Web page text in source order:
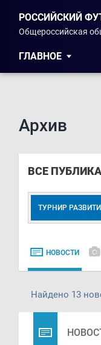
РОССИЙСКИЙ
Общероссийская
ГЛАВНОЕ
Архив
ВСЕ
НОВОСТИ
Найдено 13